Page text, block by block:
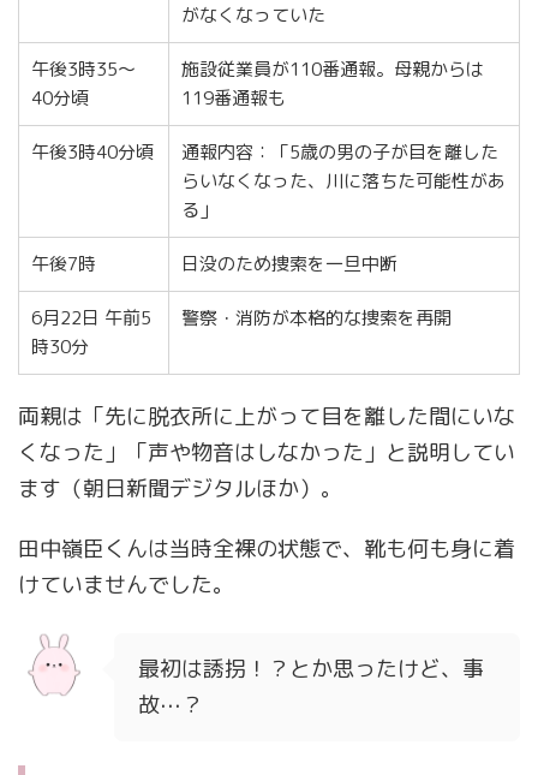
がなくなっていた
午後3時35〜
40分頃
施設従業員が110番通報。母親からは
119番通報も
午後3時40分頃
通報内容：「5歳の男の子が目を離した
らいなくなった、川に落ちた可能性があ
る」
午後7時 日没のため捜索を一旦中断
6月22日 午前5
時30分
警察・消防が本格的な捜索を再開
両親は「先に脱衣所に上がって目を離した間にいな
くなった」「声や物音はしなかった」と説明してい
ます（朝日新聞デジタルほか）。
田中嶺臣くんは当時全裸の状態で、靴も何も身に着
けていませんでした。
最初は誘拐！？とか思ったけど、事
故⋯？